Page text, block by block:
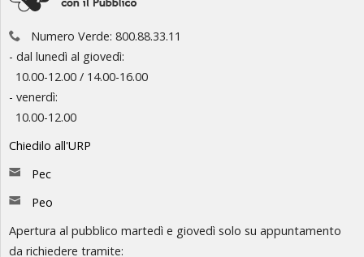
Numero Verde: 800.88.33.11
- dal lunedì al giovedì:
10.00-12.00 / 14.00-16.00
- venerdì:
10.00-12.00
Chiedilo all'URP
Pec
Peo
Apertura al pubblico martedì e giovedì solo su appuntamento
da richiedere tramite: